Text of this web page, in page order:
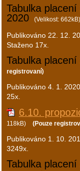
Tabulka
2020
(Velikost: 662kB)
Publikováno 22. 12.
Staženo 17x.
Tabulka placení
registrovaní)
Publikováno 4. 1.
25x.
6.10.
118kB)
(Pouze
Publikováno 1. 10.
3249x.
Tabulka placení